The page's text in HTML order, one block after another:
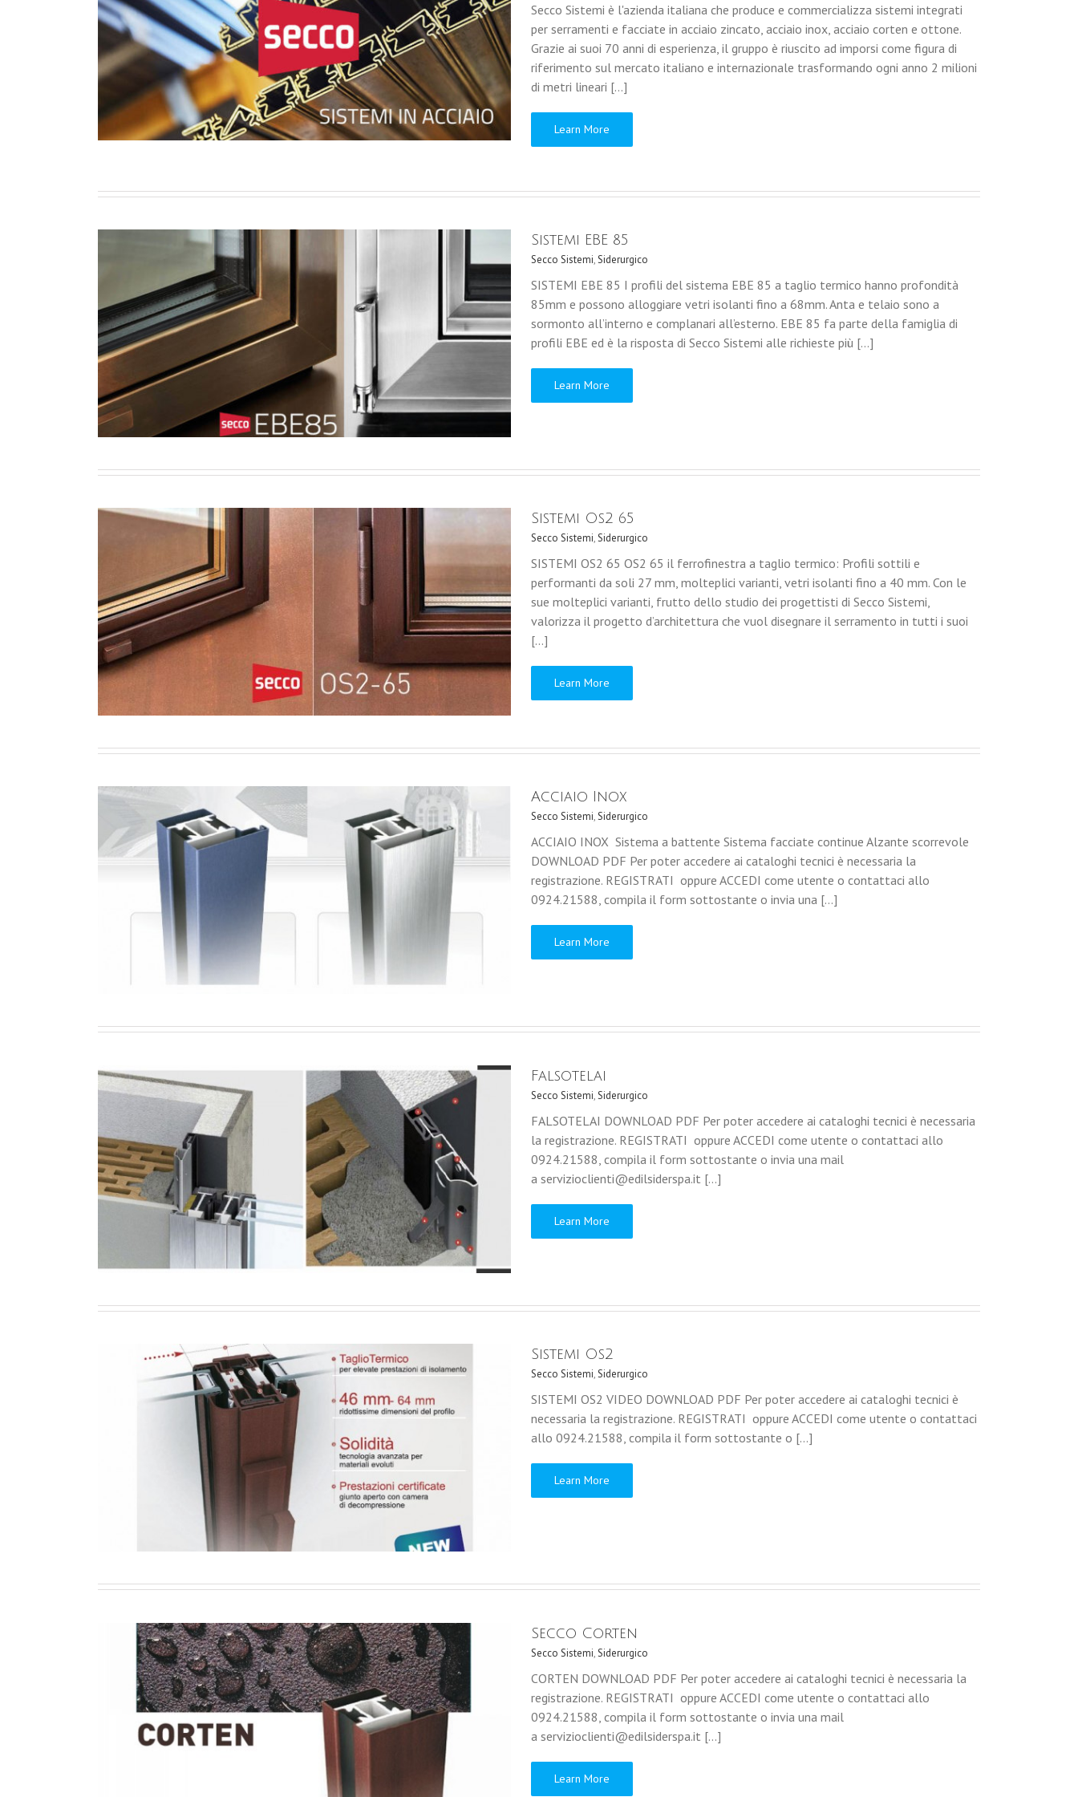
Secco Sistemi è l'azienda italiana che produce e commercializza sistemi integrati
per serramenti e facciate in acciaio zincato, acciaio inox, acciaio corten e ottone.
Grazie ai suoi 70 anni di esperienza, il gruppo è riuscito ad imporsi come figura di
riferimento sul mercato italiano e internazionale trasformando ogni anno 2 milioni
di metri lineari [...]
Learn More
Sistemi EBE 85
Secco Sistemi,Siderurgico
SISTEMI EBE 85 I profili del sistema EBE 85 a taglio termico hanno profondità
85mm e possono alloggiare vetri isolanti fino a 68mm. Anta e telaio sono a
sormonto all’interno e complanari all’esterno. EBE 85 fa parte della famiglia di
profili EBE ed è la risposta di Secco Sistemi alle richieste più [...]
Learn More
Sistemi Os2 65
Secco Sistemi,Siderurgico
SISTEMI OS2 65 OS2 65 il ferrofinestra a taglio termico: Profili sottili e
performanti da soli 27 mm, molteplici varianti, vetri isolanti fino a 40 mm. Con le
sue molteplici varianti, frutto dello studio dei progettisti di Secco Sistemi,
valorizza il progetto d’architettura che vuol disegnare il serramento in tutti i suoi
[...]
Learn More
Acciaio Inox
Secco Sistemi,Siderurgico
ACCIAIO INOX Sistema a battente Sistema facciate continue Alzante scorrevole
DOWNLOAD PDF Per poter accedere ai cataloghi tecnici è necessaria la
registrazione. REGISTRATI oppure ACCEDI come utente o contattaci allo
0924.21588, compila il form sottostante o invia una [...]
Learn More
Falsotelai
Secco Sistemi,Siderurgico
FALSOTELAI DOWNLOAD PDF Per poter accedere ai cataloghi tecnici è necessaria
la registrazione. REGISTRATI oppure ACCEDI come utente o contattaci allo
0924.21588, compila il form sottostante o invia una mail
a servizioclienti@edilsiderspa.it [...]
Learn More
Sistemi Os2
Secco Sistemi,Siderurgico
SISTEMI OS2 VIDEO DOWNLOAD PDF Per poter accedere ai cataloghi tecnici è
necessaria la registrazione. REGISTRATI oppure ACCEDI come utente o contattaci
allo 0924.21588, compila il form sottostante o [...]
Learn More
Secco Corten
Secco Sistemi,Siderurgico
CORTEN DOWNLOAD PDF Per poter accedere ai cataloghi tecnici è necessaria la
registrazione. REGISTRATI oppure ACCEDI come utente o contattaci allo
0924.21588, compila il form sottostante o invia una mail
a servizioclienti@edilsiderspa.it [...]
Learn More